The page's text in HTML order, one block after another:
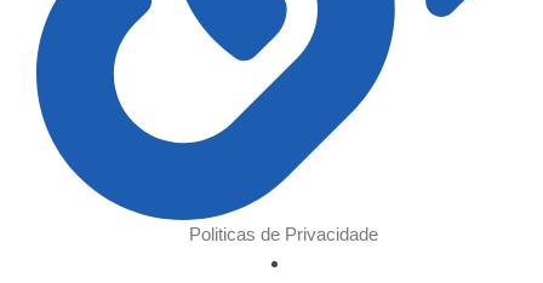
Politicas de Privacidade